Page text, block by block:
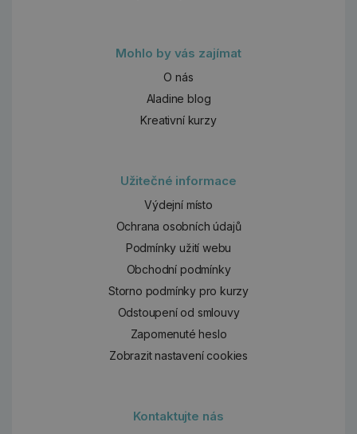
Mohlo by vás zajímat
O nás
Aladine blog
Kreativní kurzy
Užitečné informace
Výdejní místo
Ochrana osobních údajů
Podmínky užití webu
Obchodní podmínky
Storno podmínky pro kurzy
Odstoupení od smlouvy
Zapomenuté heslo
Zobrazit nastavení cookies
Kontaktujte nás